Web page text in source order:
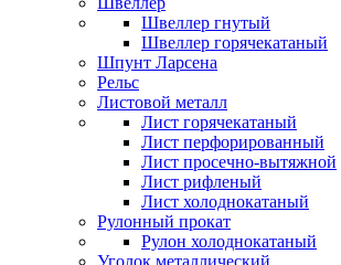
Швеллер гнутый
Швеллер горячекатаный
Шпунт Ларсена
Рельс
Листовой металл
Лист горячекатаный
Лист перфорированный
Лист просечно-вытяжной
Лист рифленый
Лист холоднокатаный
Рулонный прокат
Рулон холоднокатаный
Уголок металлический